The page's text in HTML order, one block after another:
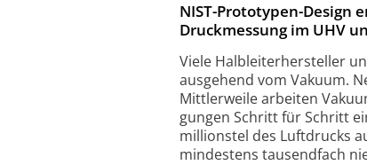
NIST-Prototypen-Design
Druckmessung im UHV
Viele Halbleiter­hersteller
ausge­hend vom Vakuum.
Mittler­weile arbeiten
gun­gen Schritt für Schritt
millionstel des Luft­drucks
mindestens tausend­fach